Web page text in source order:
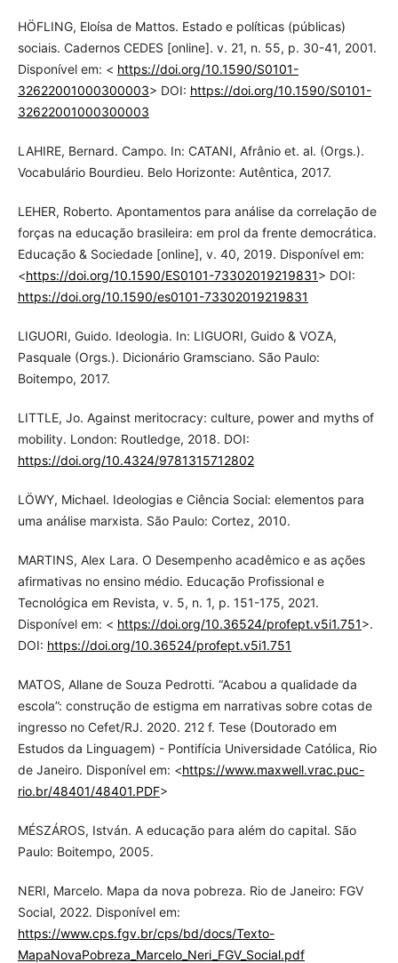
HÖFLING, Eloísa de Mattos. Estado e políticas (públicas)
sociais. Cadernos CEDES [online]. v. 21, n. 55, p. 30-41, 2001.
Disponível em: < https://doi.org/10.1590/S0101-
32622001000300003> DOI: https://doi.org/10.1590/S0101-
32622001000300003
LAHIRE, Bernard. Campo. In: CATANI, Afrânio et. al. (Orgs.).
Vocabulário Bourdieu. Belo Horizonte: Autêntica, 2017.
LEHER, Roberto. Apontamentos para análise da correlação de
forças na educação brasileira: em prol da frente democrática.
Educação & Sociedade [online], v. 40, 2019. Disponível em:
<https://doi.org/10.1590/ES0101-73302019219831> DOI:
https://doi.org/10.1590/es0101-73302019219831
LIGUORI, Guido. Ideologia. In: LIGUORI, Guido & VOZA,
Pasquale (Orgs.). Dicionário Gramsciano. São Paulo:
Boitempo, 2017.
LITTLE, Jo. Against meritocracy: culture, power and myths of
mobility. London: Routledge, 2018. DOI:
https://doi.org/10.4324/9781315712802
LÖWY, Michael. Ideologias e Ciência Social: elementos para
uma análise marxista. São Paulo: Cortez, 2010.
MARTINS, Alex Lara. O Desempenho acadêmico e as ações
afirmativas no ensino médio. Educação Profissional e
Tecnológica em Revista, v. 5, n. 1, p. 151-175, 2021.
Disponível em: < https://doi.org/10.36524/profept.v5i1.751>.
DOI: https://doi.org/10.36524/profept.v5i1.751
MATOS, Allane de Souza Pedrotti. “Acabou a qualidade da
escola”: construção de estigma em narrativas sobre cotas de
ingresso no Cefet/RJ. 2020. 212 f. Tese (Doutorado em
Estudos da Linguagem) - Pontifícia Universidade Católica, Rio
de Janeiro. Disponível em: <https://www.maxwell.vrac.puc-
rio.br/48401/48401.PDF>
MÉSZÁROS, István. A educação para além do capital. São
Paulo: Boitempo, 2005.
NERI, Marcelo. Mapa da nova pobreza. Rio de Janeiro: FGV
Social, 2022. Disponível em:
https://www.cps.fgv.br/cps/bd/docs/Texto-
MapaNovaPobreza_Marcelo_Neri_FGV_Social.pdf